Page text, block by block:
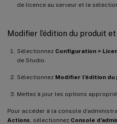
de licence au serveur et le
Modifier l’édition du produit
Sélectionnez Configuration >
de Studio.
Sélectionnez Modifier l’édition du
Mettez à jour les options
Pour accéder à la console
Actions , sélectionnez Console